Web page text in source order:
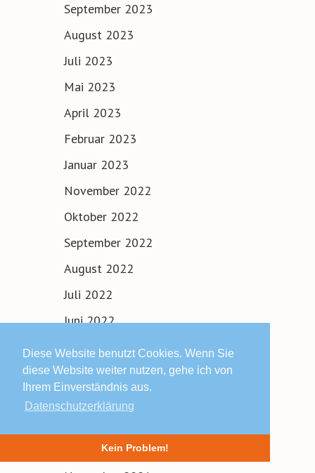
Diese Website benutzt Cookies. Wenn Sie
diese Website weiter nutzen, gehe ich von
Ihrem Einverständnis aus.
Datenschutzerklärung
Kein Problem!
September 2023
August 2023
Juli 2023
Mai 2023
April 2023
Februar 2023
Januar 2023
November 2022
Oktober 2022
September 2022
August 2022
Juli 2022
Juni 2022
Mai 2022
April 2022
März 2022
Januar 2022